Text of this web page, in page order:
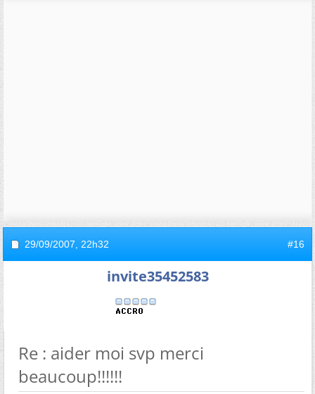
29/09/2007, 22h32 #16
invite35452583
Re : aider moi svp merci
beaucoup!!!!!!